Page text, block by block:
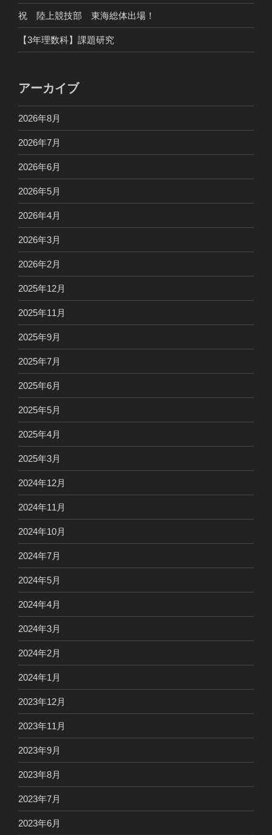
祝 陸上競技部 東海総体出場！
【3年理数科】課題研究
アーカイブ
2026年8月
2026年7月
2026年6月
2026年5月
2026年4月
2026年3月
2026年2月
2025年12月
2025年11月
2025年9月
2025年7月
2025年6月
2025年5月
2025年4月
2025年3月
2024年12月
2024年11月
2024年10月
2024年7月
2024年5月
2024年4月
2024年3月
2024年2月
2024年1月
2023年12月
2023年11月
2023年9月
2023年8月
2023年7月
2023年6月